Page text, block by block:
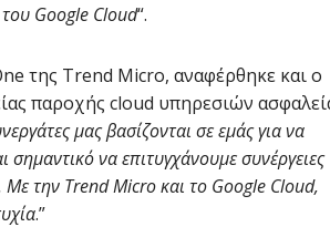
Google Cloud“.
της Trend Micro, αναφέρθηκε και ο
παροχής cloud υπηρεσιών
μας βασίζονται σε εμάς για να
να επιτυγχάνουμε συνέργειες
Με την Trend Micro και το Google Cloud,
.”